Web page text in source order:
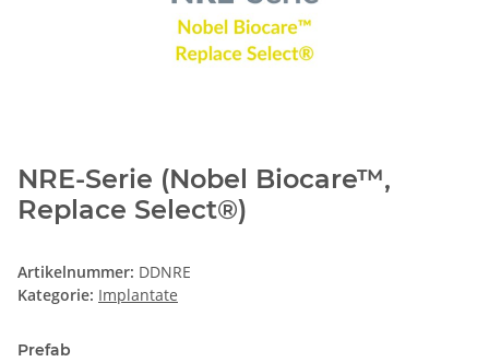
NRE-Serie (Nobel Biocare™,
Replace Select®)
Artikelnummer: DDNRE
Kategorie: Implantate
Prefab